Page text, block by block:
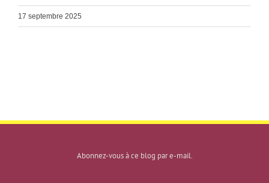
17 septembre 2025
Abonnez-vous à ce blog par e-mail.